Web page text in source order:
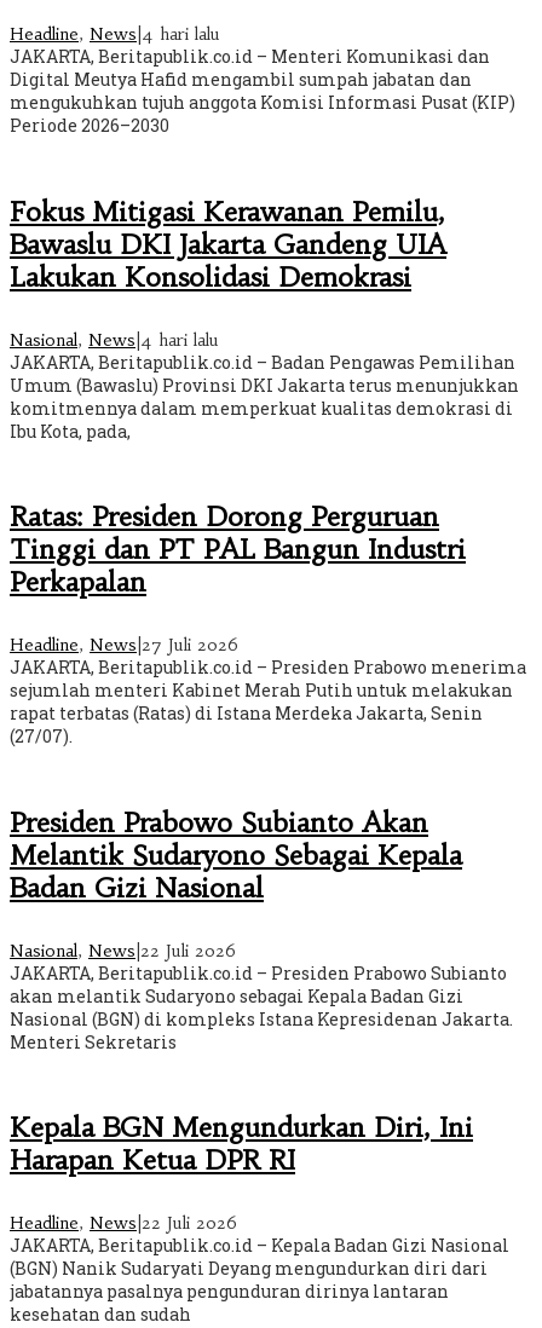
Headline, News 4 hari lalu
JAKARTA, Beritapublik.co.id – Menteri Komunikasi dan
Digital Meutya Hafid mengambil sumpah jabatan dan
mengukuhkan tujuh anggota Komisi Informasi Pusat (KIP)
Periode 2026–2030
Fokus Mitigasi Kerawanan Pemilu,
Bawaslu DKI Jakarta Gandeng UIA
Lakukan Konsolidasi Demokrasi
Nasional, News 4 hari lalu
JAKARTA, Beritapublik.co.id – Badan Pengawas Pemilihan
Umum (Bawaslu) Provinsi DKI Jakarta terus menunjukkan
komitmennya dalam memperkuat kualitas demokrasi di
Ibu Kota, pada,
Ratas: Presiden Dorong Perguruan
Tinggi dan PT PAL Bangun Industri
Perkapalan
Headline, News 27 Juli 2026
JAKARTA, Beritapublik.co.id – Presiden Prabowo menerima
sejumlah menteri Kabinet Merah Putih untuk melakukan
rapat terbatas (Ratas) di Istana Merdeka Jakarta, Senin
(27/07).
Presiden Prabowo Subianto Akan
Melantik Sudaryono Sebagai Kepala
Badan Gizi Nasional
Nasional, News 22 Juli 2026
JAKARTA, Beritapublik.co.id – Presiden Prabowo Subianto
akan melantik Sudaryono sebagai Kepala Badan Gizi
Nasional (BGN) di kompleks Istana Kepresidenan Jakarta.
Menteri Sekretaris
Kepala BGN Mengundurkan Diri, Ini
Harapan Ketua DPR RI
Headline, News 22 Juli 2026
JAKARTA, Beritapublik.co.id – Kepala Badan Gizi Nasional
(BGN) Nanik Sudaryati Deyang mengundurkan diri dari
jabatannya pasalnya pengunduran dirinya lantaran
kesehatan dan sudah